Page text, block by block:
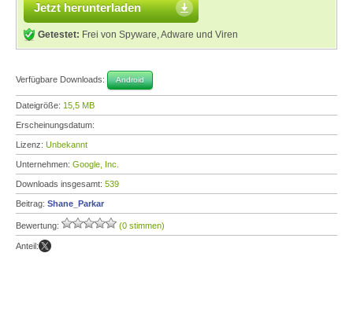
Jetzt herunterladen
Getestet: Frei von Spyware, Adware und Viren
Verfügbare Downloads: Android
Dateigröße: 15,5 MB
Erscheinungsdatum:
Lizenz: Unbekannt
Unternehmen: Google, Inc.
Downloads insgesamt: 539
Beitrag: Shane_Parkar
Bewertung: (0 stimmen)
Anteil: